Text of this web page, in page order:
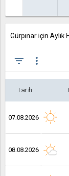
Gürpınar için Aylık
filter_list more_vert
Tarih
07.08.2026
08.08.2026